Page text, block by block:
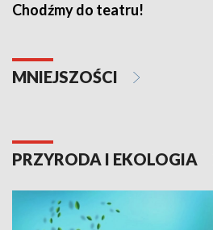
Chodźmy do teatru!
MNIEJSZOŚCI
PRZYRODA I EKOLOGIA